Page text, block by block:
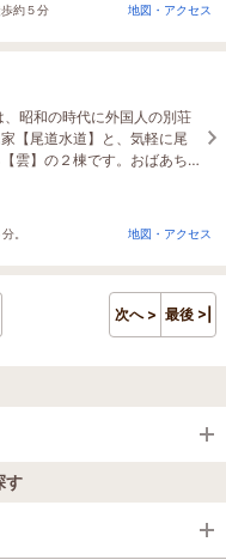
約５分 地図・アクセス
昭和の時代に外国人の別荘
【尾道水道】と、気軽に尾
雲】の２棟です。おばあち
な、懐かしい時間が流れま
。 地図・アクセス
次へ > 最後 >|
す